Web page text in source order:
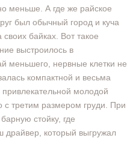
меньше. А где же райское
был обычный город и куча
байках. Вот такое
выстроилось в
меньшего, нервные клетки не
компактной и весьма
молодой
с третим размером груди. При
стойку, где
который выгружал